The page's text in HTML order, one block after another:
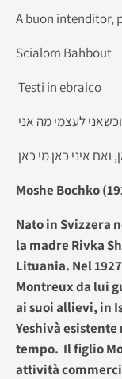
A buon intenditor,
Scialom Bahbout
Testi in ebraico
ואם איני כאן מי כאן
Moshe Bochko
Nato in Svizzera
la madre Rivka
Lituania. Nel
Montreux da lui
ai suoi allievi, in
Yeshivà
tempo. Il figlio
attività